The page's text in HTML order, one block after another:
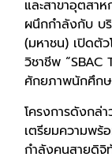
และสาขาอุตสา
ผนึกกำลังกับ บ
(มหาชน) เปิดตัว
วิชาชีพ
ศักยภาพนักศึกษ
โครงการดังกล่
เตรียมความพร้
กำลังคนสายดิจิ